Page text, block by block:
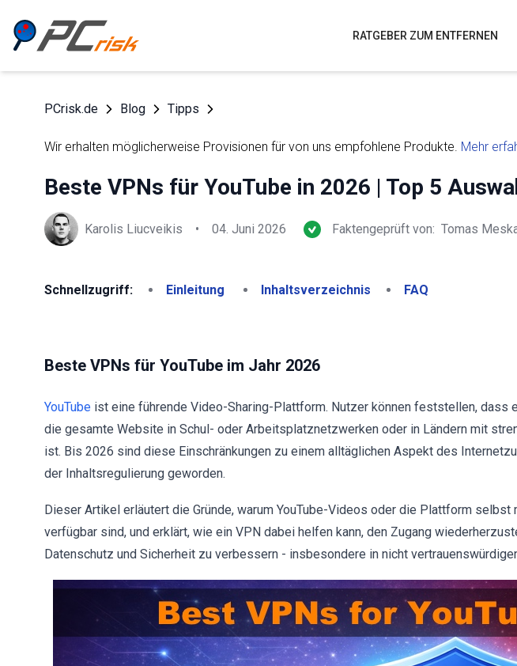
RATGEBER ZUM ENTFERNEN
PCrisk.de Blog Tipps
Wir erhalten möglicherweise Provisionen für von uns empfohlene Produkte. Mehr
Beste VPNs für YouTube in 2026 | Top 5
Karolis Liucveikis • 04. Juni 2026 Faktengeprüft von: Tomas
Schnellzugriff: Einleitung Inhaltsverzeichnis FAQ
Beste VPNs für YouTube im Jahr 2026
YouTube ist eine führende Video-Sharing-Plattform. Nutzer können feststellen, dass
die gesamte Website in Schul- oder Arbeitsplatznetzwerken oder in Ländern mit
ist. Bis 2026 sind diese Einschränkungen zu einem alltäglichen Aspekt des
der Inhaltsregulierung geworden.
Dieser Artikel erläutert die Gründe, warum YouTube-Videos oder die Plattform
verfügbar sind, und erklärt, wie ein VPN dabei helfen kann, den Zugang
Datenschutz und Sicherheit zu verbessern - insbesondere in nicht